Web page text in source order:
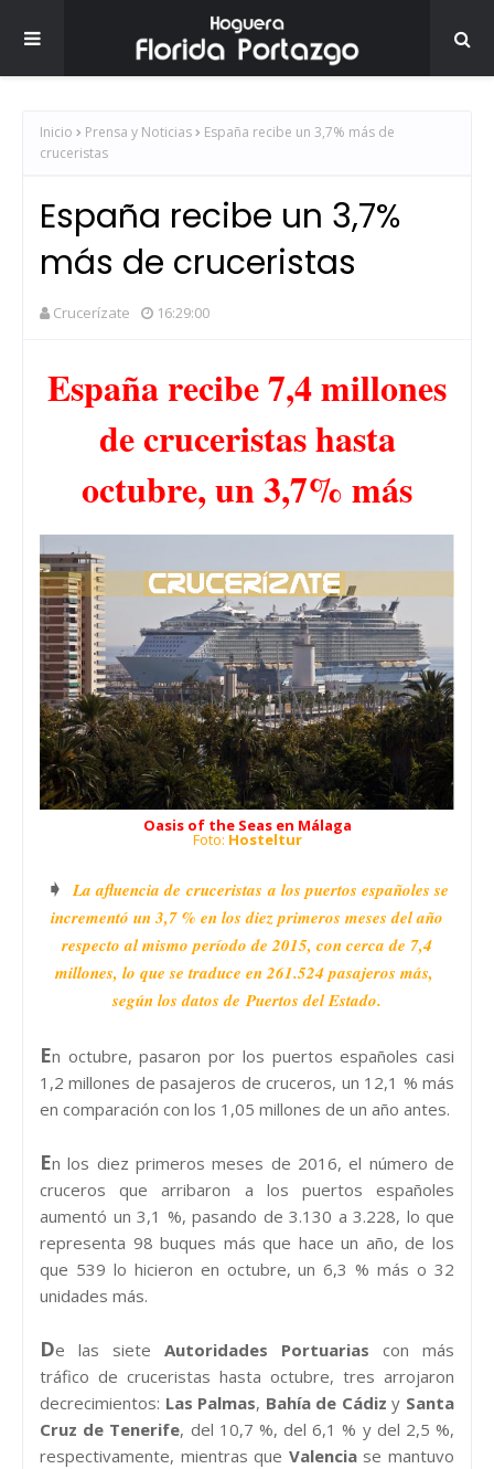
Inicio Prensa y Noticias
España recibe un 3,7% más de
cruceristas
España recibe un 3,7%
más de cruceristas
Crucerízate 16:29:00
España recibe 7,4 millones
de cruceristas hasta
octubre, un 3,7% más
Oasis of the Seas en Málaga
Foto: Hosteltur
➧ La afluencia de cruceristas a los puertos españoles se
incrementó un 3,7 % en los diez primeros meses del año
respecto al mismo período de 2015, con cerca de 7,4
millones, lo que se traduce en 261.524 pasajeros más,
según los datos dePuertos del Estado.
En octubre, pasaron por los puertos españoles casi
1,2 millones de pasajeros de cruceros, un 12,1 % más
en comparación con los 1,05 millones de un año antes.
En los diez primeros meses de 2016, el número de
cruceros que arribaron a los puertos españoles
aumentó un 3,1 %, pasando de 3.130 a 3.228, lo que
representa 98 buques más que hace un año, de los
que 539 lo hicieron en octubre, un 6,3 % más o 32
unidades más.
De las siete Autoridades Portuarias con más
tráfico de cruceristas hasta octubre, tres arrojaron
decrecimientos: Las Palmas, Bahía de Cádiz y Santa
Cruz de Tenerife, del 10,7 %, del 6,1 % y del 2,5 %,
respectivamente, mientras que Valenciase mantuvo